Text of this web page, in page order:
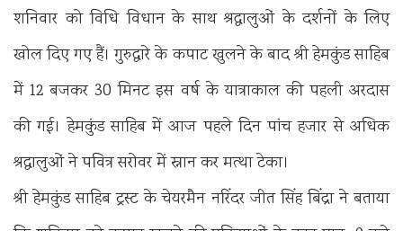
शनिवार को विधि विधान के साथ श्रद्धालुओं के दर्शनों के लिए
खोल दिए गए हैं। गुरुद्वारे के कपाट खुलने के बाद श्री हेमकुंड साहिब
में 12 बजकर 30 मिनट इस वर्ष के यात्राकाल की पहली अरदास
की गई। हेमकुंड साहिब में आज पहले दिन पांच हजार से अधिक
श्रद्धालुओं ने पवित्र सरोवर में स्नान कर मत्था टेका।
श्री हेमकुंड साहिब ट्रस्ट के चेयरमैन नरिंदर जीत सिंह बिंद्रा ने बताया